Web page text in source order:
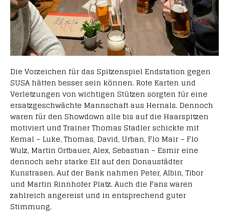
Die Vorzeichen für das Spitzenspiel Endstation gegen
SUSA hätten besser sein können. Rote Karten und
Verletzungen von wichtigen Stützen sorgten für eine
ersatzgeschwächte Mannschaft aus Hernals. Dennoch
waren für den Showdown alle bis auf die Haarspitzen
motiviert und Trainer Thomas Stadler schickte mit
Kemal – Luke, Thomas, David, Urban, Flo Mair – Flo
Wulz, Martin Ortbauer, Alex, Sebastian – Esmir eine
dennoch sehr starke Elf auf den Donaustädter
Kunstrasen. Auf der Bank nahmen Peter, Albin, Tibor
und Martin Rinnhofer Platz. Auch die Fans waren
zahlreich angereist und in entsprechend guter
Stimmung.